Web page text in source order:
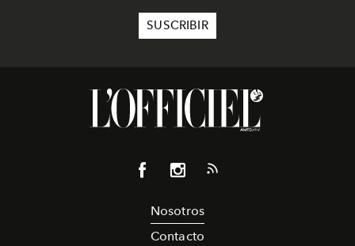
Nosotros
Contacto